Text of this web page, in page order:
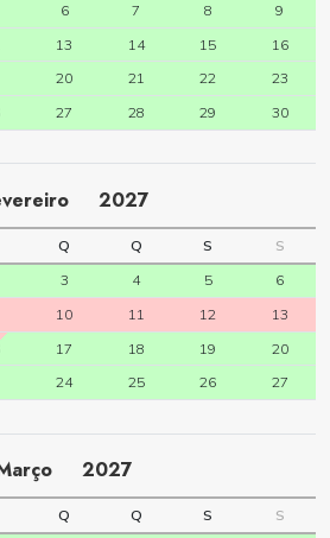
6 7 8
9
13 14 15
16
20 21 22
23
27 28 29
30
2027
Q Q S
S
3 4 5
6
10 11 12
13
17 18 19
20
24 25 26
27
2027
Q Q S
S